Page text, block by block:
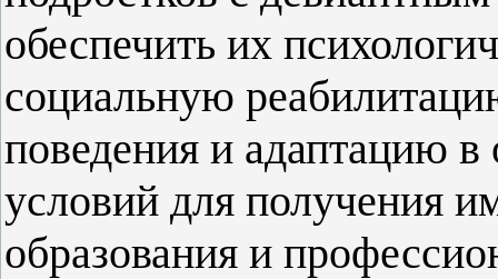
обеспечить их
социальную
поведения и адаптацию в
условий для получения
образования и